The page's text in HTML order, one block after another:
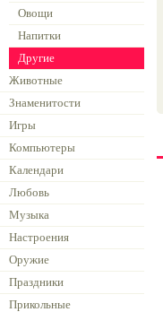
Овощи
Напитки
Другие
Животные
Знаменитости
Игры
Компьютеры
Календари
Любовь
Музыка
Настроения
Оружие
Праздники
Прикольные